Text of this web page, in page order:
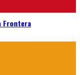
Frontera